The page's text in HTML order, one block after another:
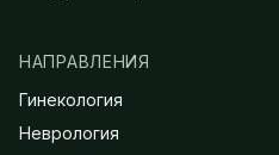
НАПРАВЛЕНИЯ
Гинекология
Неврология